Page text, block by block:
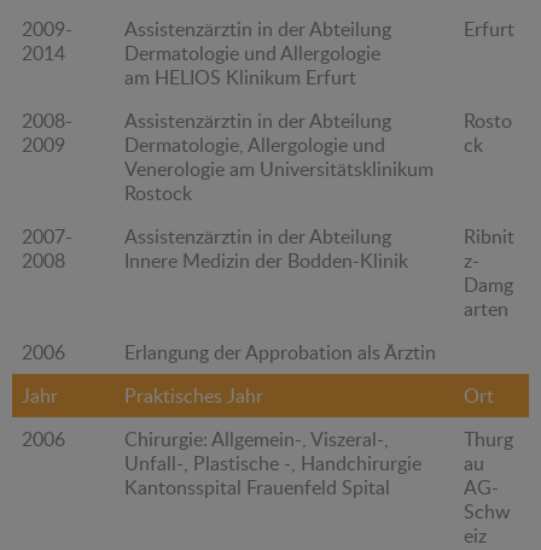
2009-
2014
Assistenzärztin in der Abteilung
Dermatologie und Allergologie
am HELIOS Klinikum Erfurt
Erfurt
2008-
2009
Assistenzärztin in der Abteilung
Dermatologie, Allergologie und
Venerologie am Universitätsklinikum
Rostock
Rosto
ck
2007-
2008
Assistenzärztin in der Abteilung
Innere Medizin der Bodden-Klinik
Ribnit
z-
Damg
arten
2006
Erlangung der Approbation als Ärztin
Jahr
Praktisches Jahr
Ort
2006
Chirurgie: Allgemein-, Viszeral-,
Unfall-, Plastische -, Handchirurgie
Kantonsspital Frauenfeld Spital
Thurg
au
AG-
Schw
eiz